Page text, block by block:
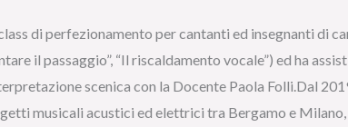
di perfezionamento per cantanti ed insegnanti di
il passaggio”, “Il riscaldamento vocale”) ed ha
scenica con la Docente Paola Folli.Dal
musicali acustici ed elettrici tra Bergamo e